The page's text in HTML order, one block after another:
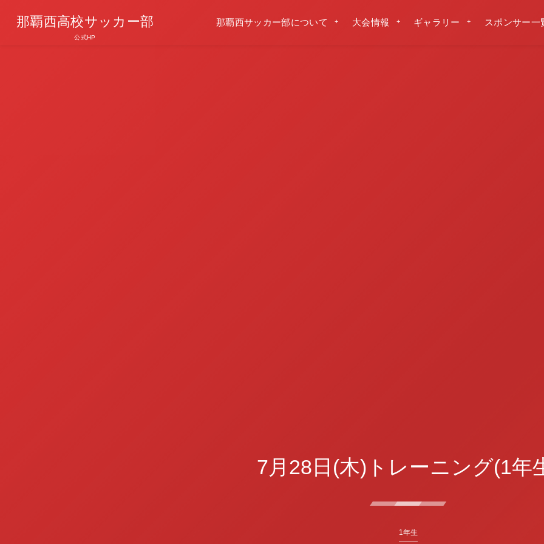
那覇西高校サッカー部
公式HP
那覇西サッカー部について 大会情報 ギャラリー スポンサー一
7月28日(木)トレーニング(1年
1年生